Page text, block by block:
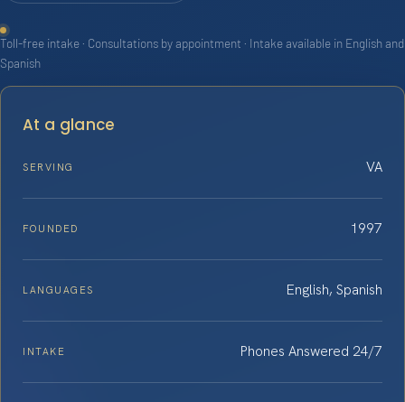
Toll-free intake · Consultations by appointment · Intake available in English and
Spanish
At a glance
SERVING VA
FOUNDED 1997
LANGUAGES English, Spanish
INTAKE Phones Answered 24/7